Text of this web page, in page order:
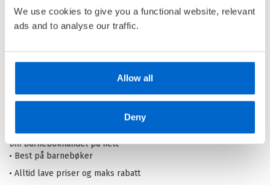
We use cookies to give you a functional website, relevant
ads and to analyse our traffic.
Allow all
Deny
Nedlastbar lydbok
Pris 279,–
Din barnebokhandel på nett
• Best på barnebøker
• Alltid lave priser og maks rabatt